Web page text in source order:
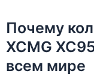
Почему
XCMG
всем мире